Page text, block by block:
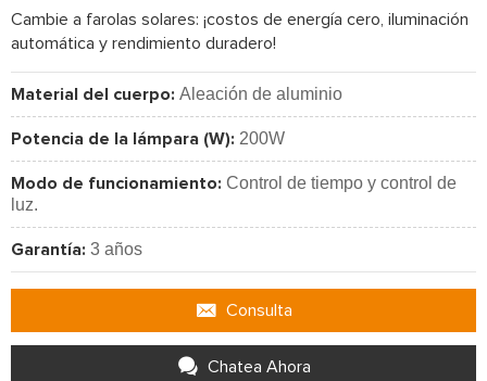
Cambie a farolas solares: ¡costos de energía cero, iluminación
automática y rendimiento duradero!
Material del cuerpo: Aleación de aluminio
Potencia de la lámpara (W): 200W
Modo de funcionamiento: Control de tiempo y control de
luz.
Garantía: 3 años
Consulta
Chatea Ahora